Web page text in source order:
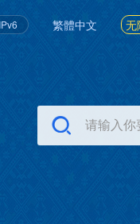
繁體中文 无